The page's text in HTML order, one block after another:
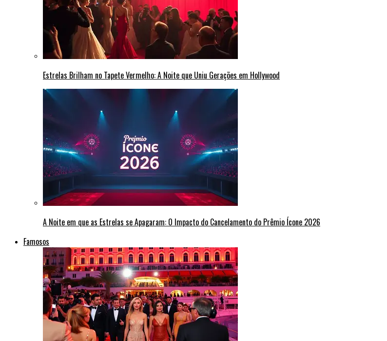
Estrelas Brilham no Tapete Vermelho: A Noite que Uniu Gerações em Hollywood
A Noite em que as Estrelas se Apagaram: O Impacto do Cancelamento do Prêmio Ícone 2026
Famosos